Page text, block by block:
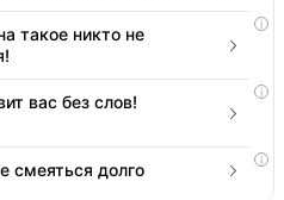
i
такое никто не
i
вас без слов!
i
смеяться долго